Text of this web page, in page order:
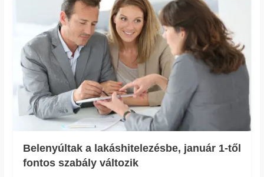
Belenyúltak a lakáshitelezésbe, január 1-től
fontos szabály változik